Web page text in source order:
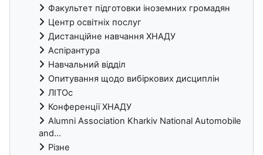
Факультет підготовки іноземних громадян
Центр освітніх послуг
Дистанційне навчання ХНАДУ
Аспірантура
Навчальний відділ
Опитування щодо вибіркових дисциплін
ЛІТОс
Конференції ХНАДУ
Alumni Association Kharkiv National Automobile
and...
Різне